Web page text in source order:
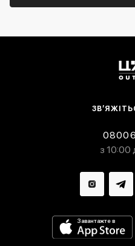
з 10:00
Завантажте в